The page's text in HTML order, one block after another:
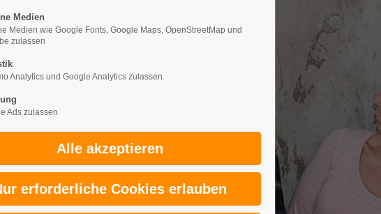
Medien
Medien wie Google Fonts, Google Maps, OpenStreetMap und
zulassen
Analytics und Google Analytics zulassen
Ads zulassen